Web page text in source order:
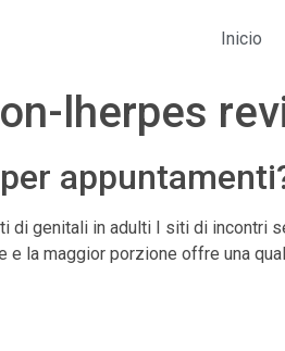
Inicio
lherpes
di genitali in adulti I siti di
e la maggior porzione offre una